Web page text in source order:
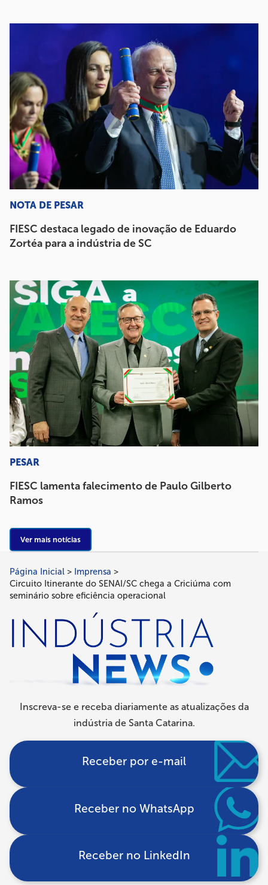
NOTA DE PESAR
FIESC destaca legado de inovação de Eduardo
Zortéa para a indústria de SC
PESAR
FIESC lamenta falecimento de Paulo Gilberto
Ramos
Ver mais notícias
Trilha
de
navegação
Página Inicial
Imprensa
Circuito Itinerante do SENAI/SC chega a Criciúma com
seminário sobre eficiência operacional
Inscreva-se e receba diariamente as atualizações da
indústria de Santa Catarina.
Receber por e-mail
Receber no WhatsApp
Receber no LinkedIn